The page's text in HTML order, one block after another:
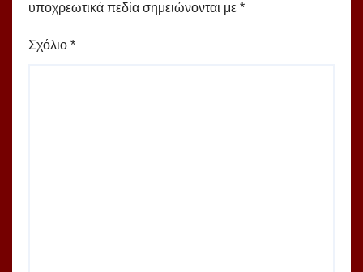
υποχρεωτικά πεδία σημειώνονται με *
Σχόλιο *